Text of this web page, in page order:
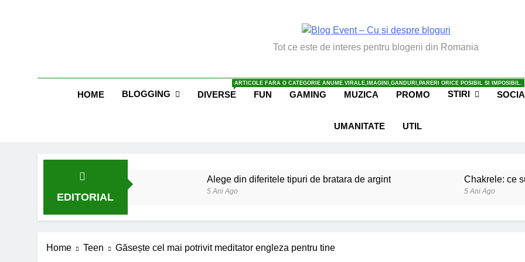
Blog Event – Cu Si Despre
Tot ce este de interes pentru blogerii din Romania
HOME BLOGGING DIVERSE
ARTICOLE FARA O CATEGORIE ANUME.VIRALE,IMAGINI,GANDURI,PARERI ORICE POSIBIL SI IMPOSIBIL.
FUN GAMING MUZICA PROMO STIRI
UMANITATE UTIL
EDITORIAL
Alege din diferitele tipuri de bratara de argint
5 Ani Ago
Chakrele: ce
5 Ani Ago
6 Ani Ago 6 Ani Ago
6 Ani Ago
Home Teen Găsește cel mai potrivit meditator engleza pentru tine